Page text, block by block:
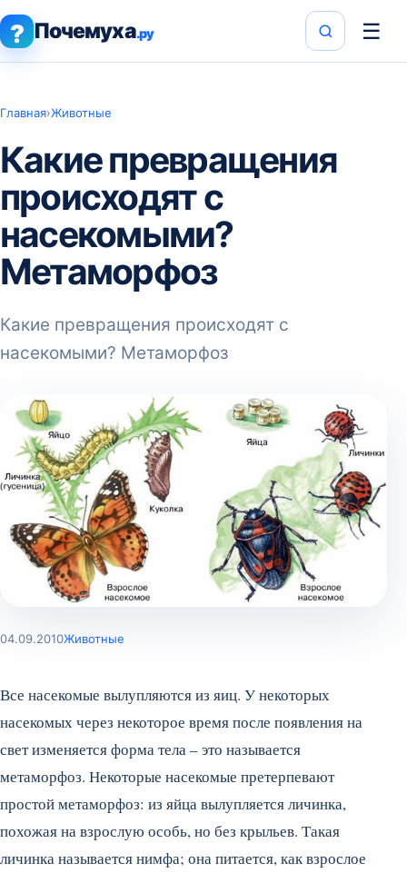
? Почемуха.ру ☰
Главная›Животные
Какие превращения
происходят с
насекомыми?
Метаморфоз
Какие превращения происходят с
насекомыми? Метаморфоз
04.09.2010Животные
Все насекомые вылупляются из яиц. У некоторых
насекомых через некоторое время после появления на
свет изменяется форма тела – это называется
метаморфоз. Некоторые насекомые претерпевают
простой метаморфоз: из яйца вылупляется личинка,
похожая на взрослую особь, но без крыльев. Такая
личинка называется нимфа; она питается, как взрослое